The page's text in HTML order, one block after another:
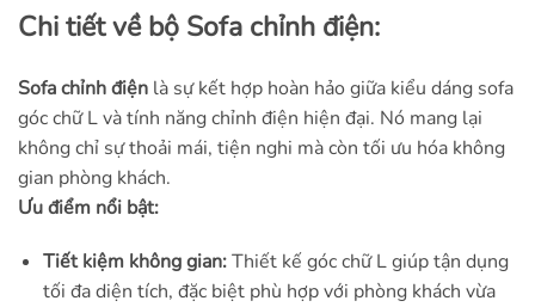
Chi tiết về bộ Sofa chỉnh điện:
Sofa chỉnh điện là sự kết hợp hoàn hảo giữa kiểu dáng sofa
góc chữ L và tính năng chỉnh điện hiện đại. Nó mang lại
không chỉ sự thoải mái, tiện nghi mà còn tối ưu hóa không
gian phòng khách.
Ưu điểm nổi bật:
Tiết kiệm không gian:Thiết kế góc chữ L giúp tận dụng
tối đa diện tích, đặc biệt phù hợp với phòng khách vừa